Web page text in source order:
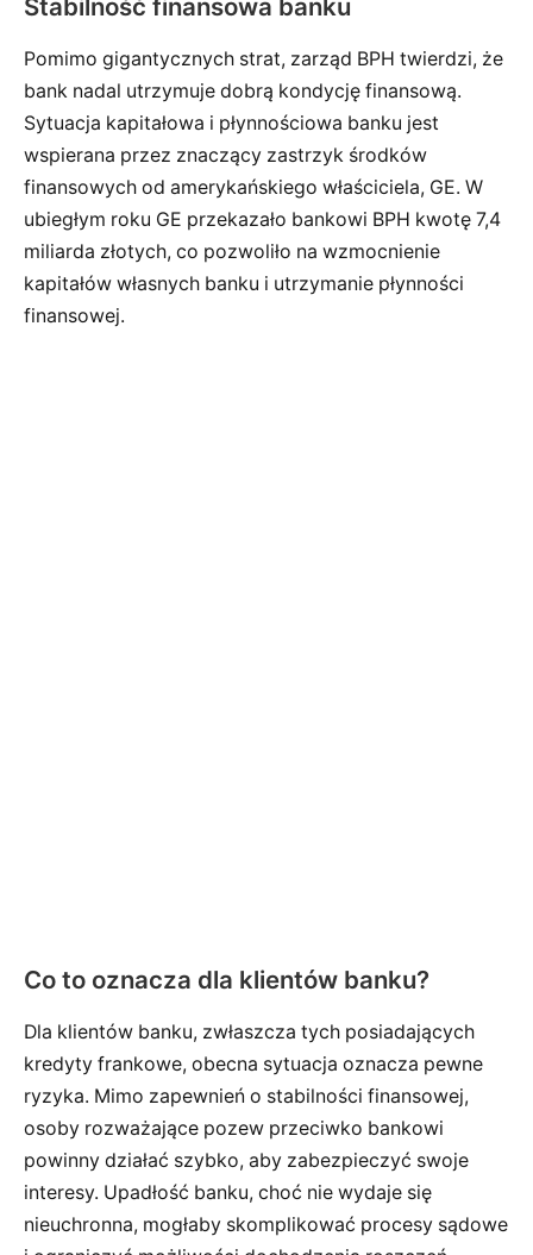
Stabilność finansowa banku
Pomimo gigantycznych strat, zarząd BPH twierdzi, że
bank nadal utrzymuje dobrą kondycję finansową.
Sytuacja kapitałowa i płynnościowa banku jest
wspierana przez znaczący zastrzyk środków
finansowych od amerykańskiego właściciela, GE. W
ubiegłym roku GE przekazało bankowi BPH kwotę 7,4
miliarda złotych, co pozwoliło na wzmocnienie
kapitałów własnych banku i utrzymanie płynności
finansowej.
Co to oznacza dla klientów banku?
Dla klientów banku, zwłaszcza tych posiadających
kredyty frankowe, obecna sytuacja oznacza pewne
ryzyka. Mimo zapewnień o stabilności finansowej,
osoby rozważające pozew przeciwko bankowi
powinny działać szybko, aby zabezpieczyć swoje
interesy. Upadłość banku, choć nie wydaje się
nieuchronna, mogłaby skomplikować procesy sądowe